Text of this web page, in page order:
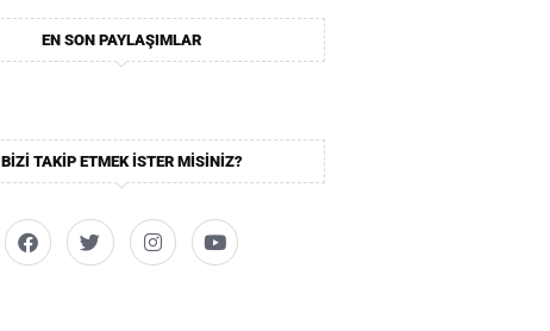
EN SON PAYLAŞIMLAR
BIZI TAKIP ETMEK ISTER MISINIZ?